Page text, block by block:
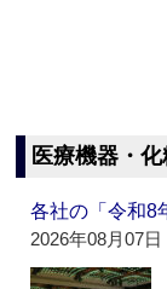
医療機器・
各社の「令和8
2026年08月07日